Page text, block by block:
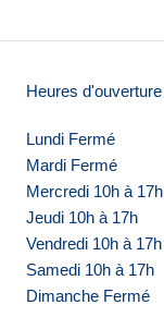
Heures d'ouverture
Lundi Fermé
Mardi Fermé
Mercredi 10h à 17h
Jeudi 10h à 17h
Vendredi 10h à 17h
Samedi 10h à 17h
Dimanche Fermé